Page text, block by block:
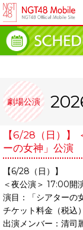
劇場公演
【6/28（日）】
ーの女神」公演
【6/28（日）】
＜夜公演＞ 17:00開
演目：「シアターの
チケット料金（税
出演メンバー：清司